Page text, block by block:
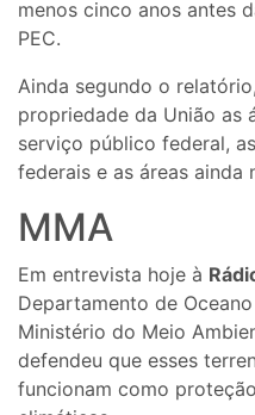
menos cinco anos antes
PEC.
Ainda segundo o
propriedade da União as
serviço público federal,
federais e as áreas ainda
MMA
Em entrevista hoje à
Departamento de
Ministério do Meio
defendeu que esses
funcionam como